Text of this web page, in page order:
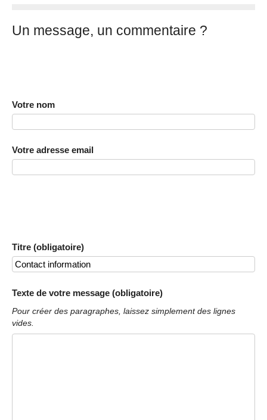
Un message, un commentaire ?
Votre nom
Votre adresse email
Titre (obligatoire)
Texte de votre message (obligatoire)
Pour créer des paragraphes, laissez simplement des lignes
vides.